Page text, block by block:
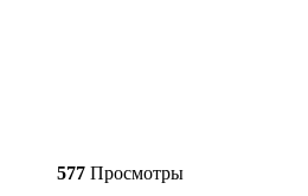
577 Просмотры